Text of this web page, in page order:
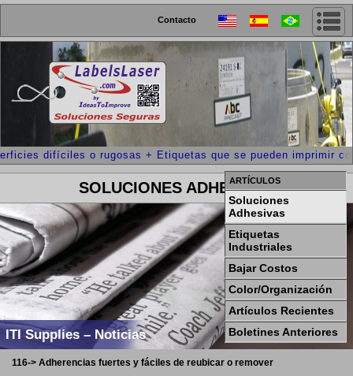
Contacto
difíciles o rugosas + Etiquetas que se pueden imprimir
SOLUCIONES ADHESIVAS
ARTÍCULOS
Soluciones
Adhesivas
Etiquetas
Industriales
Bajar Costos
Color/Organización
Artículos Recientes
Boletines Anteriores
ITI Supplies – Noticias
116-> Adherencias fuertes y fáciles de reubicar o remover